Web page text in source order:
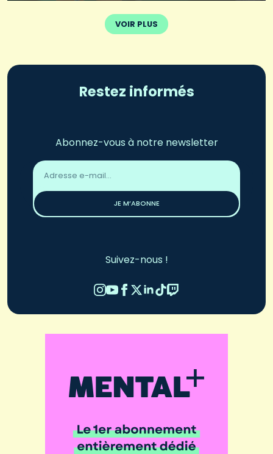
VOIR PLUS
Restez informés
Abonnez-vous à notre newsletter
Adresse
email
JE M’ABONNE
Suivez-nous !